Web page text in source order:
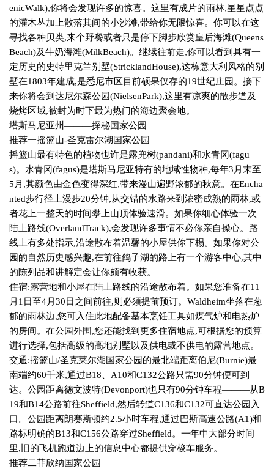
enicWalk),你将会发现许多的惊喜。这里有成片的雨林,星星点点
的灌木丛加上散落其间的小沙滩,带给你无限惊喜。你可以在这
寻找各种贝类,来个野餐或者只是停下脚步欣赏皇后海滩(Queens
Beach)及牛奶海滩(MilkBeach)。继续往前走,你可以看到具有一
定历史的史特里克兰别墅(StricklandHouse),这栋意大利风格的别
墅在1803年建成,是悉尼市区目前硕果仅存的19世纪庄园。接下
来你将会到达尼尔森公园(NielsenPark),这里有凉爽的散步道及
烧烤区域,被封为时下最为热门的海边聚会地。
塔斯马尼亚州———探秘国家公园
推荐一摇篮山-圣克雷尔湖国家公园
摇篮山最有特色的植物也许是露兜树(pandani)和水青冈(fagu
s)。水青冈(fagus)是塔斯马尼亚特有的地域性物种,每年3月末至
5月 ,其颜色由金色变得深红,带来漫山遍野浓郁的秋意。在Encha
nted步行径上漫步20分钟,从交错的水路来到浓密成熟的雨林,或
者花上一整天的时间攀上山顶体验速滑。如果你细心体验一次
陆上路线(OverlandTrack),会发现许多事情不必你亲自操心。路
线上有多处指示,沿途散布着温馨的小屋供你下榻。如果你对公
园的自然历史感兴趣,在前往鸽子湖的路上有一个游客中心,其中
的陈列品和讲解定会让你颇有收获。
住宿:露营地和小屋在陆上路线的沿途散布着。如果您准备在11
月 1 日至4月 30 日之间前往,则必须提前预订。 Waldheim坐落在葱
郁的雨林边,您可入住此地配备基本烹饪工具如煤气炉和电热炉
的房间。在公园外围 ,您还能找到更多住宿地点,可根据您的预算
进行选择,包括高级的高地别墅以及供电或不供电的露营地点。
交通:摇篮山/圣克莱尔湖国家公园的最北端距离伯尼(Burnie)最
南端约60千米,通过B18、 A10和C132公路只需90分钟便可到
达。公园距离德文波特(Devonport)也只有90分钟车程———从B
19和B14公路前往Sheffield,然后转道C136和C132可直达公园入
口。公园距离朗赛斯顿约2.5小时车程,通过巴斯高速公路(A1)和
路标明确的B13和C156公路穿过Sheffield。一年中大部分时间
里, 旧的飞机跑道边上的信息中心都提供穿梭车服务。
推荐二菲欣纳国家公园